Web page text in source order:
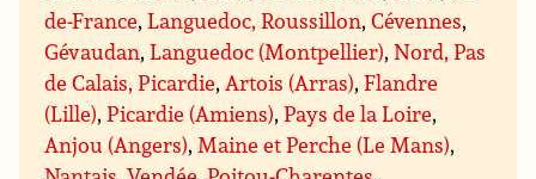
de-France,Languedoc, Roussillon,Cévennes,
Gévaudan,Languedoc (Montpellier),Nord, Pas
de Calais, Picardie, Artois (Arras),Flandre
(Lille),Picardie (Amiens),Pays de la Loire,
Anjou (Angers), Maine et Perche (Le Mans),